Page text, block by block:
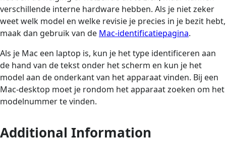
verschillende interne hardware hebben. Als je niet zeker
weet welk model en welke revisie je precies in je bezit hebt,
maak dan gebruik van de Mac-identificatiepagina.
Als je Mac een laptop is, kun je het type identificeren aan
de hand van de tekst onder het scherm en kun je het
model aan de onderkant van het apparaat vinden. Bij een
Mac-desktop moet je rondom het apparaat zoeken om het
modelnummer te vinden.
Additional Information